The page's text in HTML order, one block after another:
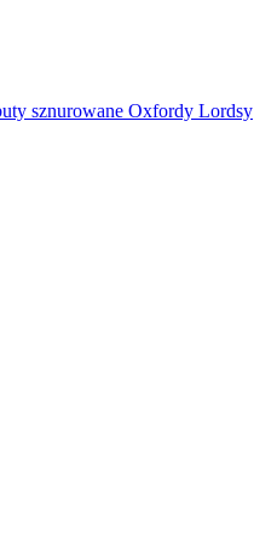
sznurowane Oxfordy Lordsy